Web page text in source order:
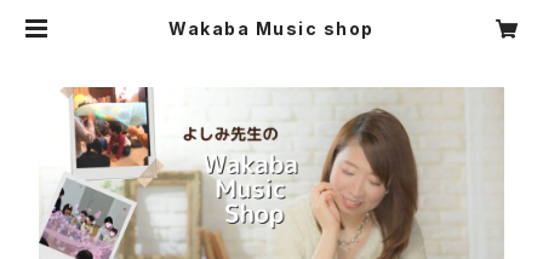
Wakaba Music shop